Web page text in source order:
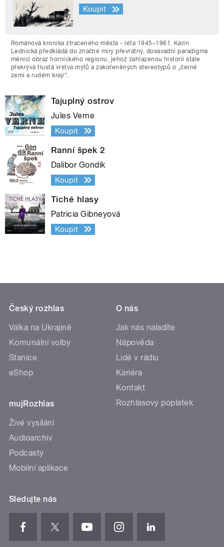
Koupit
Románová kronika ztraceného města - léta 1945–1961. Karin
Lednická předkládá do značné míry převratný, dosavadní paradigma
měnící obraz hornického regionu, jehož zahlazenou historii stále
překrývá tlustá vrstva mýtů a zakořeněných stereotypů o „černé
zemi a rudém kraji“.
Tajuplný ostrov
Jules Verne
Koupit
Ranní špek 2
Dalibor Gondík
Koupit
Tiché hlasy
Patricia Gibneyová
Koupit
Český rozhlas
Válka na Ukrajině
Komunální volby
Stanice
eShop
mujRozhlas
Živé vysílání
Audioarchiv
Podcasty
Mobilní aplikace
O nás
Jak nás naladíte
Nápověda
Lidé v rádiu
Kariéra
Kontakt
Rozhlasový poplatek
Sledujte nás